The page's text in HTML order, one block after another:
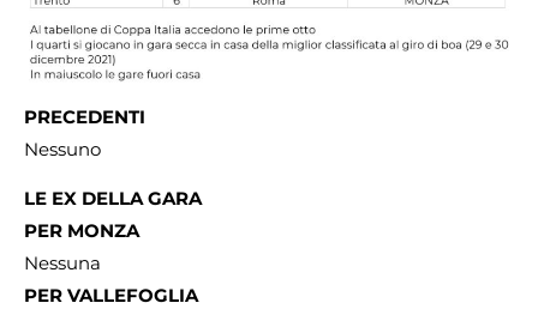
PRECEDENTI
Nessuno
LE EX DELLA GARA
PER MONZA
Nessuna
PER VALLEFOGLIA